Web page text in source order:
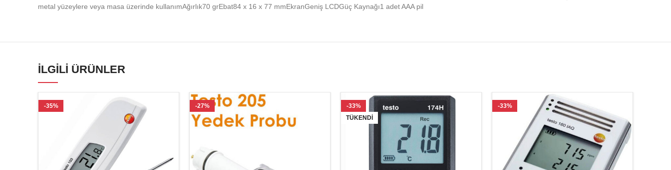
metal yüzeylere veya masa üzerinde kullanımAğırlık70 grEbat84 x 16 x 77 mmEkranGeniş LCDGüç Kaynağı1 adet AAA pil
İLGILI ÜRÜNLER
-35% -27%
-33%
TÜKENDI
-33%